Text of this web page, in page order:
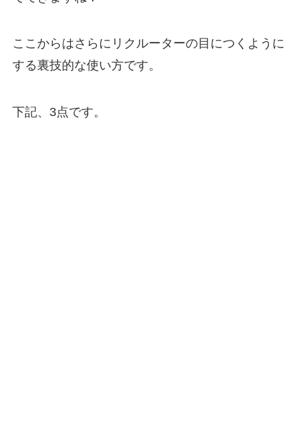
ここからはさらにリクルーターの目につくように
する裏技的な使い方です。
下記、3点です。